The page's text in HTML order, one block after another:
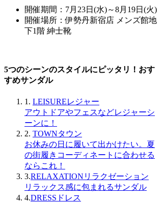
開催期間：7月23日(水)～8月19日(火)
開催場所：伊勢丹新宿店 メンズ館地
下1階 紳士靴
5つのシーンのスタイルにピッタリ！おす
すめサンダル
1. LEISUREレジャー
アウトドアやフェスなどレジャーシ
ーンに！
2. TOWNタウン
お休みの日に履いて出かけたい。夏
の街履きコーディネートに合わせる
ならこれ！
3.RELAXATIONリラクゼーション
リラックス感に包まれるサンダル
4.DRESSドレス